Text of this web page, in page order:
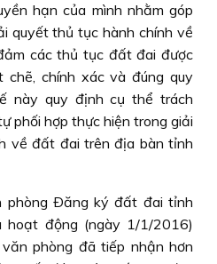
hạn của mình nhằm góp
quyết thủ tục hành chính về
các thủ tục đất đai được
chẽ, chính xác và đúng quy
này quy định cụ thể trách
phối hợp thực hiện trong giải
về đất đai trên địa bàn tỉnh
phòng Ðăng ký đất đai tỉnh
hoạt động (ngày 1/1/2016)
phòng đã tiếp nhận hơn